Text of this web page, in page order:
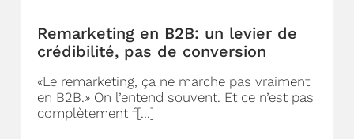
Remarketing en B2B: un levier de
crédibilité, pas de conversion
«Le remarketing, ça ne marche pas vraiment
en B2B.» On l’entend souvent. Et ce n’est pas
complètement f[...]